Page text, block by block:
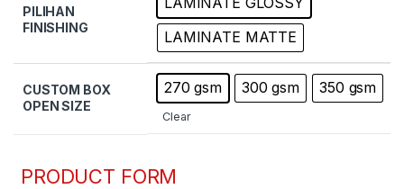
PILIHAN
FINISHING
LAMINATE MATTE
CUSTOM BOX
OPEN SIZE
270 gsm 300 gsm 350 gsm
Clear
PRODUCT FORM